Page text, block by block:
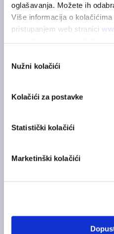
oglašavanja. Možete ih
Više informacija o
pristupanjem web stranici
pristanka
Nužni kolačići
Kolačići za postavke
Statistički kolačići
Marketinški kolačići
Možda će
Salvipan sprej za grlo